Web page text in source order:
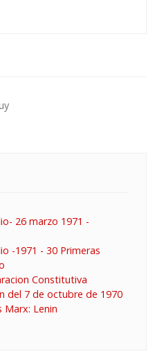
26 marzo 1971 -
-1971 - 30 Primeras
Constitutiva
del 7 de octubre de 1970
Marx: Lenin